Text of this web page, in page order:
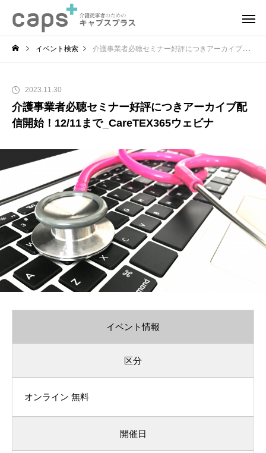
イベント検索 介護事業者必聴セミナー好評につきアーカイブ配信開始！12/11まで_CareTEX365ウェビナ
2023.11.30
介護事業者必聴セミナー好評につきアーカイブ配
信開始！12/11まで_CareTEX365ウェビナ
イベント情報
区分
オンライン 無料
開催日